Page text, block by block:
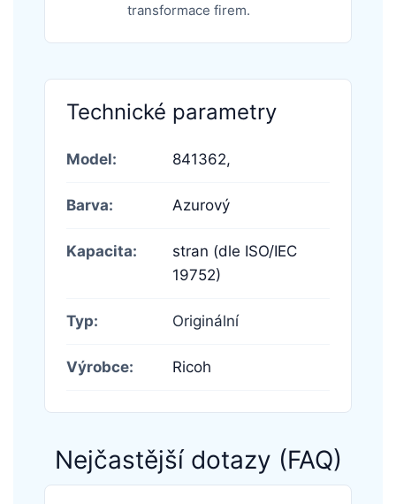
transformace firem.
Technické parametry
Model: 841362,
Barva: Azurový
Kapacita:
stran (dle ISO/IEC
19752)
Typ: Originální
Výrobce: Ricoh
Nejčastější dotazy (FAQ)